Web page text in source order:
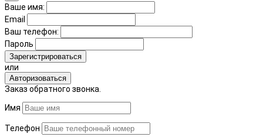
Ваше имя:
Email
Ваш телефон:
Пароль
Зарегистрироваться
или
Авторизоваться
Заказ обратного звонка.
Имя
Телефон